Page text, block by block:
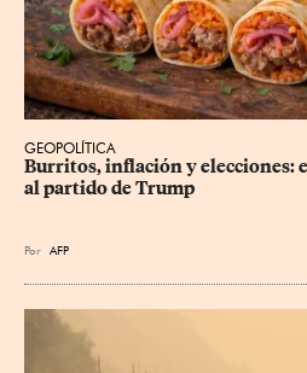
GEOPOLÍTICA
Burritos, inflación y elecciones:
al partido de Trump
Por AFP